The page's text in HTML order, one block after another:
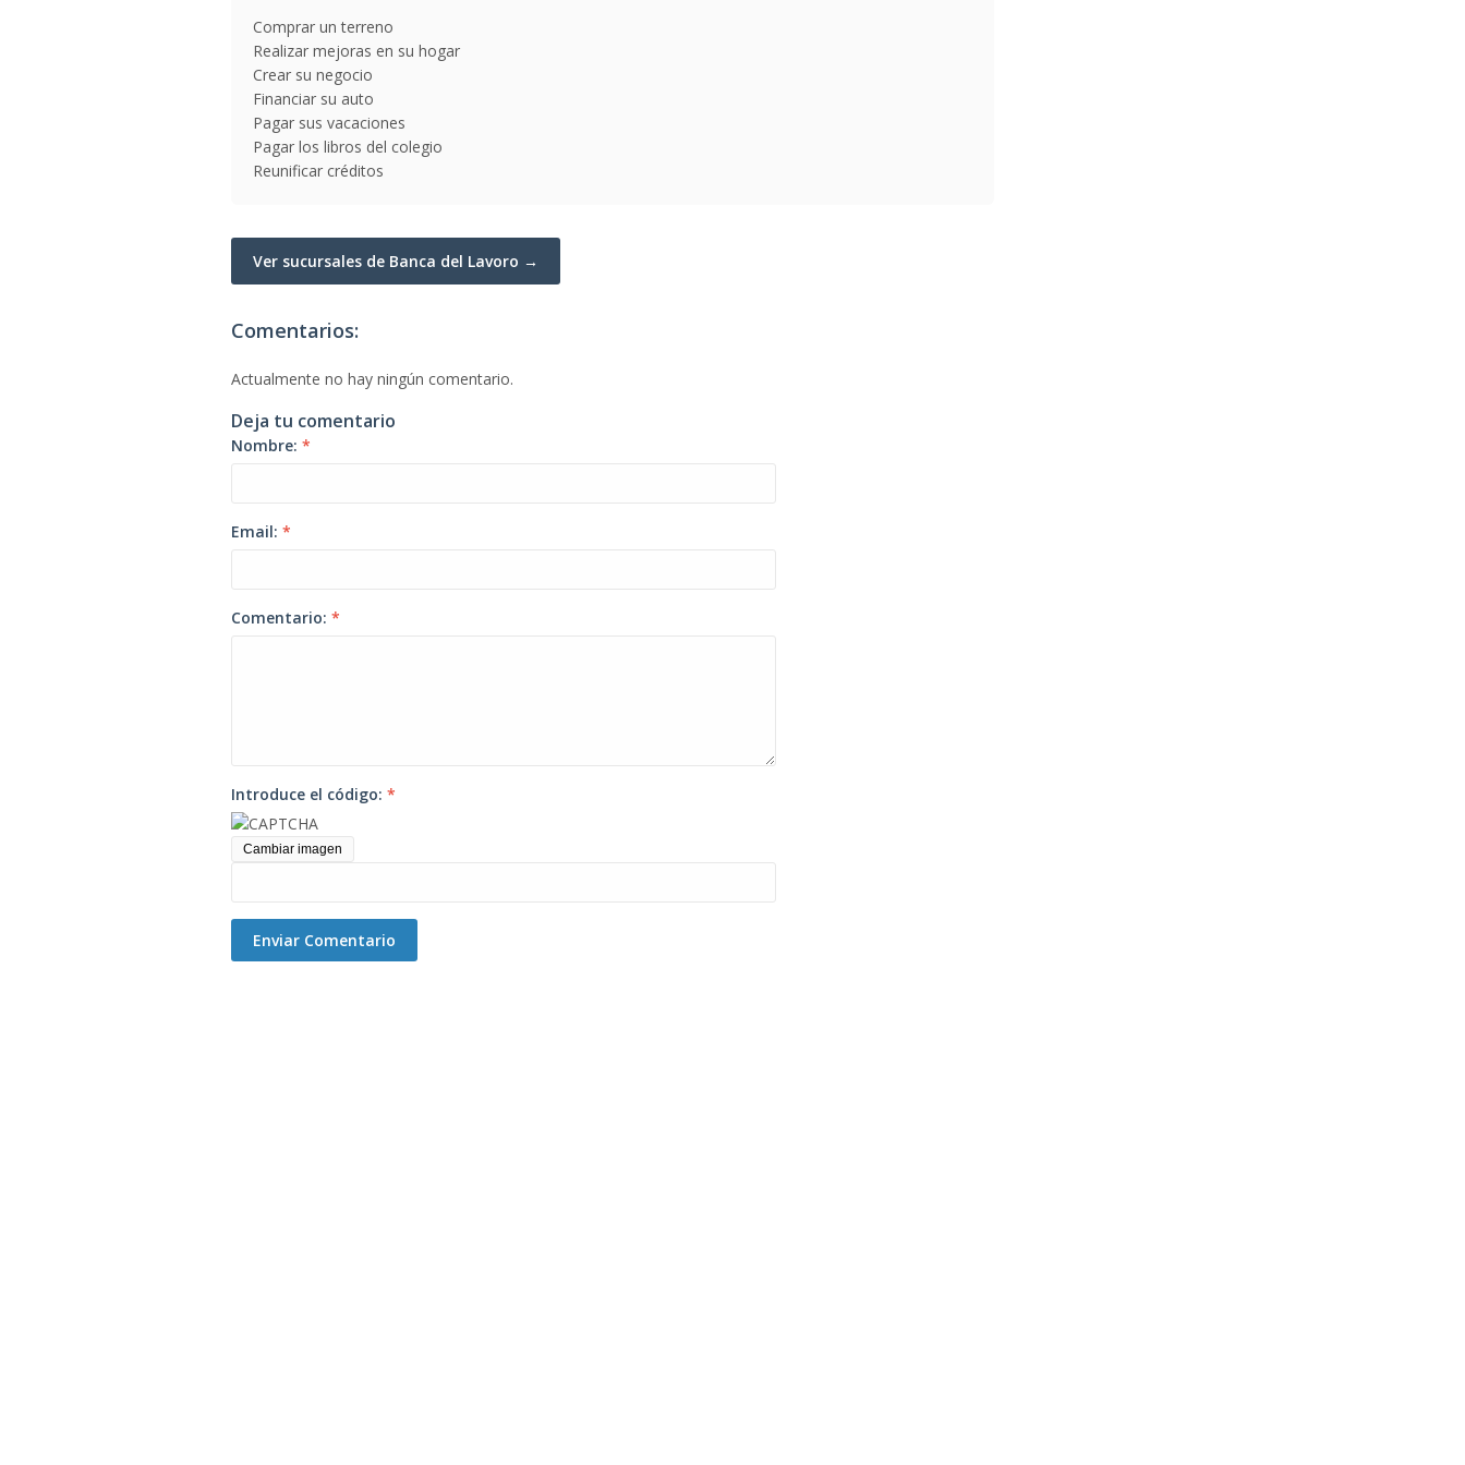
Comprar un terreno
Realizar mejoras en su hogar
Crear su negocio
Financiar su auto
Pagar sus vacaciones
Pagar los libros del colegio
Reunificar créditos
Ver sucursales de Banca del Lavoro →
Comentarios:
Actualmente no hay ningún comentario.
Deja tu comentario
Nombre: *
Email: *
Comentario: *
Introduce el código: *
Cambiar imagen
Enviar Comentario